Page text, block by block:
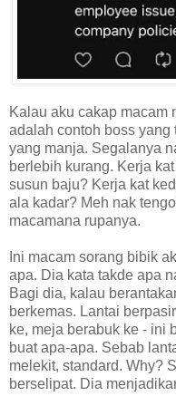
Kalau aku cakap macam
adalah contoh boss
yang manja. Segalanya
berlebih kurang. Kerja
susun baju? Kerja kat
ala kadar? Meh nak
macamana rupanya.
Ini macam sorang bibik
apa. Dia kata takde apa
Bagi dia, kalau
berkemas. Lantai
ke, meja berabuk ke - ini
buat apa-apa. Sebab
melekit, standard. Why?
berselipat. Dia